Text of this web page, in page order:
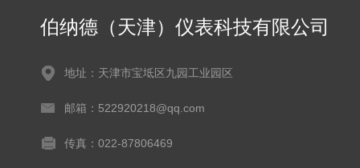
伯纳德（天津）仪表科技有限公司
地址：天津市宝坻区九园工业园区
邮箱：522920218@qq.com
传真：022-87806469